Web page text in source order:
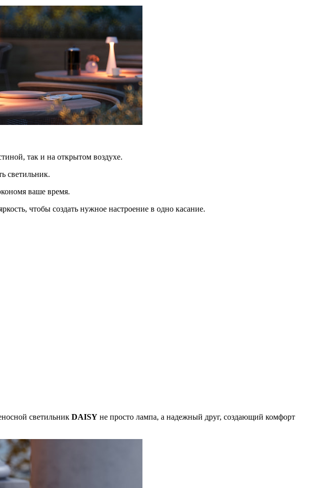
так и на открытом воздухе.
светильник.
ваше время.
чтобы создать нужное настроение в одно касание.
светильник DAISY не просто лампа, а надежный друг, создающий комфорт